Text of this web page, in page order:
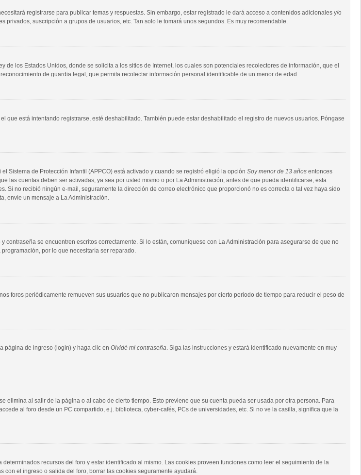
registrarse para publicar temas y respuestas. Sin embargo, estar registrado le dará acceso a contenidos adicionales y/o
suscripción a grupos de usuarios, etc. Tan solo le tomará unos segundos. Es muy recomendable.
los Estados Unidos, donde se solicita a los sitios de Internet, los cuales son potenciales recolectores de información, que el
de guardia legal, que permita recolectar información personal identificable de un menor de edad.
está intentando registrarse, esté deshabilitado. También puede estar deshabilitado el registro de nuevos usuarios. Póngase
Sistema de Protección Infantil (APPCO) está activado y cuando se registró eligió la opción Soy menor de 13 años entonces
las cuentas deben ser activadas, ya sea por usted mismo o por La Administración, antes de que pueda identificarse; esta
Si no recibió ningún e-mail, seguramente la dirección de correo electrónico que proporcionó no es correcta o tal vez haya sido
envíe un mensaje a La Administración.
se encuentren escritos correctamente. Si lo están, comuníquese con La Administración para asegurarse de que no
por lo que necesitaría ser reparado.
foros periódicamente remueven sus usuarios que no publicaron mensajes por cierto periodo de tiempo para reducir el peso de
página de ingreso (login) y haga clic en Olvidé mi contraseña. Siga las instrucciones y estará identificado nuevamente en muy
elimina al salir de la página o al cabo de cierto tiempo. Esto previene que su cuenta pueda ser usada por otra persona. Para
al foro desde un PC compartido, e.j. biblioteca, cyber-cafés, PCs de universidades, etc. Si no ve la casilla, significa que la
recursos del foro y estar identificado al mismo. Las cookies proveen funciones como leer el seguimiento de la
el ingreso o salida del foro, borrar las cookies seguramente ayudará.